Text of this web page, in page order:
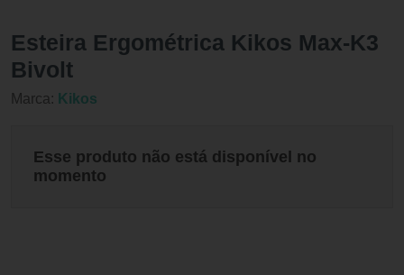
Esteira Ergométrica Kikos Max-K3
Bivolt
Marca: Kikos
Esse produto não está disponível no
momento